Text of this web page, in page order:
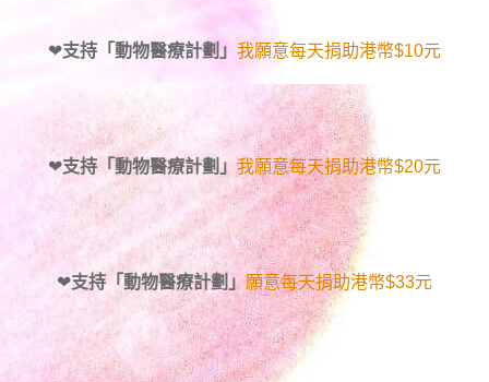
❤支持「動物醫療計劃」 我願意每天捐助港幣$10元
❤支持「動物醫療計劃」我願意每天捐助港幣$20元
❤支持「動物醫療計劃」 願意每天捐助港幣$33元